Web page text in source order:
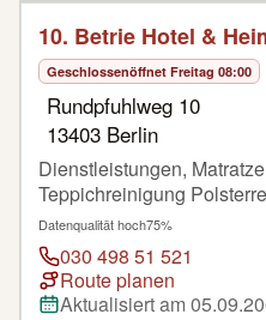
10. Betrie Hotel &
Geschlossenöffnet Freitag 08:00
Rundpfuhlweg 10
13403 Berlin
Dienstleistungen,
Teppichreinigung
Datenqualität hoch75%
030 498 51 521
Route planen
Aktualisiert am